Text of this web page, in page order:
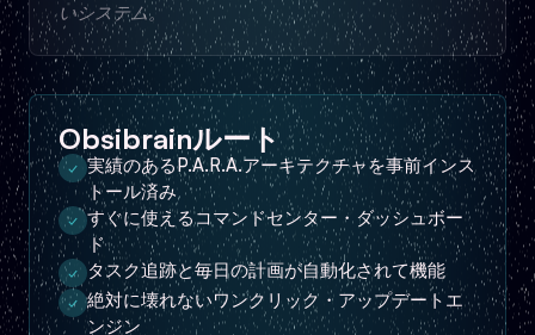
いシステム。
Obsibrainルート
✓ 実績のあるP.A.R.A.アーキテクチャを事前インス
トール済み
✓ すぐに使えるコマンドセンター・ダッシュボー
ド
✓ タスク追跡と毎日の計画が自動化されて機能
✓ 絶対に壊れないワンクリック・アップデートエ
ンジン